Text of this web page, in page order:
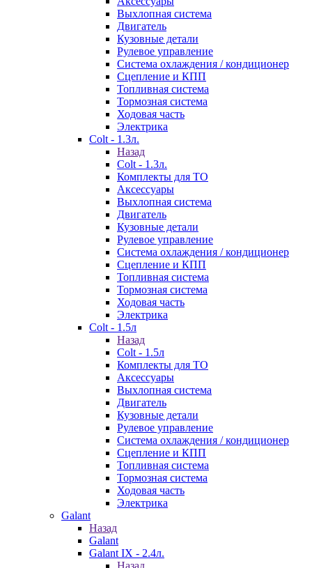
Выхлопная система
Двигатель
Кузовные детали
Рулевое управление
Система охлаждения / кондиционер
Сцепление и КПП
Топливная система
Тормозная система
Ходовая часть
Электрика
Colt - 1.3л.
Назад
Colt - 1.3л.
Комплекты для ТО
Аксессуары
Выхлопная система
Двигатель
Кузовные детали
Рулевое управление
Система охлаждения / кондиционер
Сцепление и КПП
Топливная система
Тормозная система
Ходовая часть
Электрика
Colt - 1.5л
Назад
Colt - 1.5л
Комплекты для ТО
Аксессуары
Выхлопная система
Двигатель
Кузовные детали
Рулевое управление
Система охлаждения / кондиционер
Сцепление и КПП
Топливная система
Тормозная система
Ходовая часть
Электрика
Galant
Назад
Galant
Galant IX - 2.4л.
Назад